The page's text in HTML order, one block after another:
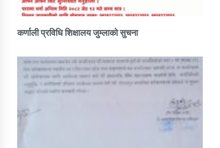
कर्णाली प्रविधि शिक्षालय जुम्लाको सुचना